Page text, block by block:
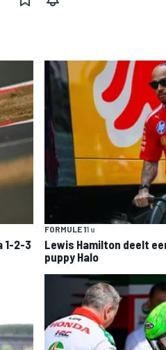
1-2-3
FORMULE 11 u
Lewis Hamilton deelt
puppy Halo